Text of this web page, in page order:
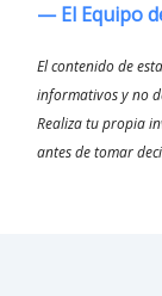
— El Equipo
El contenido de
informativos y no
Realiza tu propia
antes de tomar